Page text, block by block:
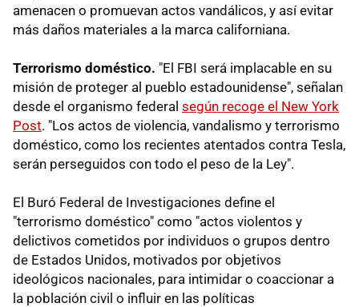
amenacen o promuevan actos vandálicos, y así evitar
más daños materiales a la marca californiana.
Terrorismo doméstico. "El FBI será implacable en su
misión de proteger al pueblo estadounidense", señalan
desde el organismo federal según recoge el New York
Post. "Los actos de violencia, vandalismo y terrorismo
doméstico, como los recientes atentados contra Tesla,
serán perseguidos con todo el peso de la Ley".
El Buró Federal de Investigaciones define el
"terrorismo doméstico" como "actos violentos y
delictivos cometidos por individuos o grupos dentro
de Estados Unidos, motivados por objetivos
ideológicos nacionales, para intimidar o coaccionar a
la población civil o influir en las políticas